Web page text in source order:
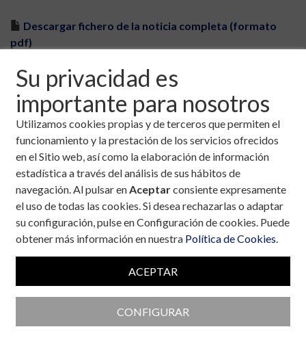
Su privacidad es
importante para nosotros
Utilizamos cookies propias y de terceros que permiten el
funcionamiento y la prestación de los servicios ofrecidos
en el Sitio web, así como la elaboración de información
estadística a través del análisis de sus hábitos de
navegación. Al pulsar enAceptarconsiente expresamente
el uso de todas las cookies. Si desea rechazarlas o adaptar
su configuración, pulse en Configuración de cookies. Puede
obtener más información en nuestra Política de Cookies.
ACEPTAR
CONFIGURAR
Descargar fichero de la noticia completa (formato
pdf)
Colaboran con la Fundación